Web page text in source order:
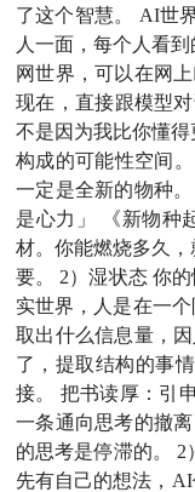
干状态与湿状态
人机协作的两条
人类孟岩的反身
组织的长尾效应
若闲暇成为未来
提示词是有形状
所有的事情只
如果德鲁克活在
我只抓两个压舱
了这个智慧。 AI世
人一面，每个人看
网世界，可以在网
现在，直接跟模型
不是因为我比你懂
构成的可能性空间
一定是全新的物种
是心力」 《新物种
材。你能燃烧多久
要。 2）湿状态 你
实世界，人是在一
取出什么信息量，
了，提取结构的事
接。 把书读厚：引
一条通向思考的撤
的思考是停滞的。 2
先有自己的想法，